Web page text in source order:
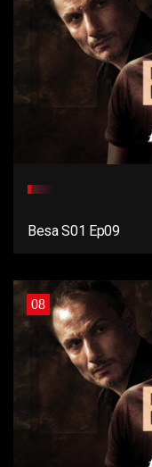
Besa S01 Ep09
08